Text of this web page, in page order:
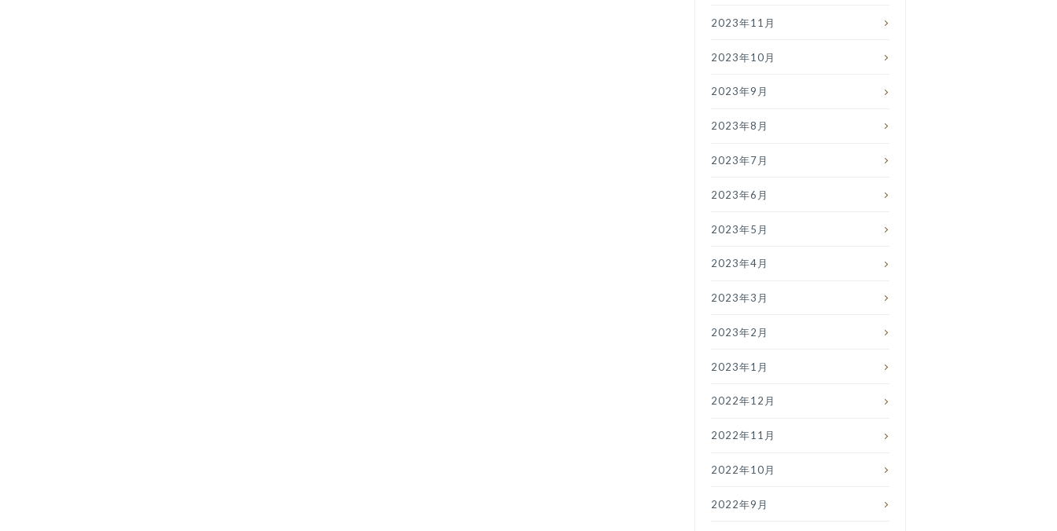
2023年11月
2023年10月
2023年9月
2023年8月
2023年7月
2023年6月
2023年5月
2023年4月
2023年3月
2023年2月
2023年1月
2022年12月
2022年11月
2022年10月
2022年9月